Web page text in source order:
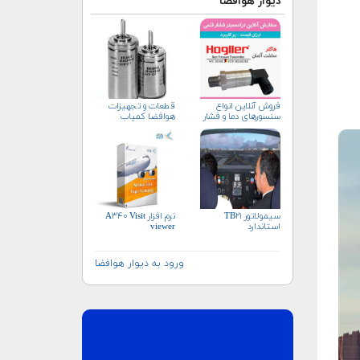
فروش آنلاین انواع
سنسورهای دما و فشار
قطعات و تجهیزات
هوافضا کمیاب
سیمولاتور TB۲۱
استاندارد
نرم افزار A۳۴۰ Visit
viewer
ورود به دیوار هوافضا